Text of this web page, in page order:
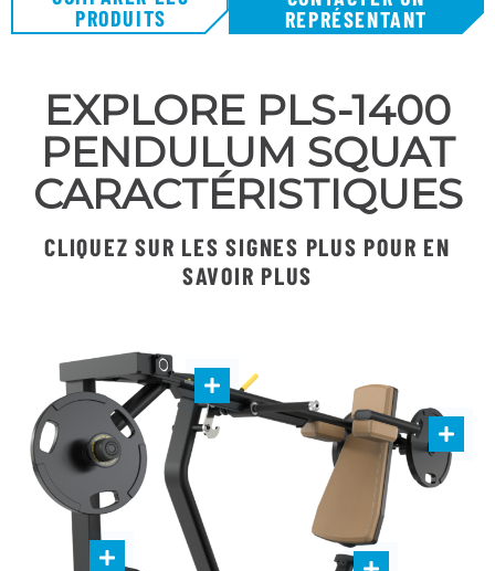
PRODUITS
REPRÉSENTANT
EXPLORE PLS-1400
PENDULUM SQUAT
CARACTÉRISTIQUES
CLIQUEZ SUR LES SIGNES PLUS POUR EN
SAVOIR PLUS